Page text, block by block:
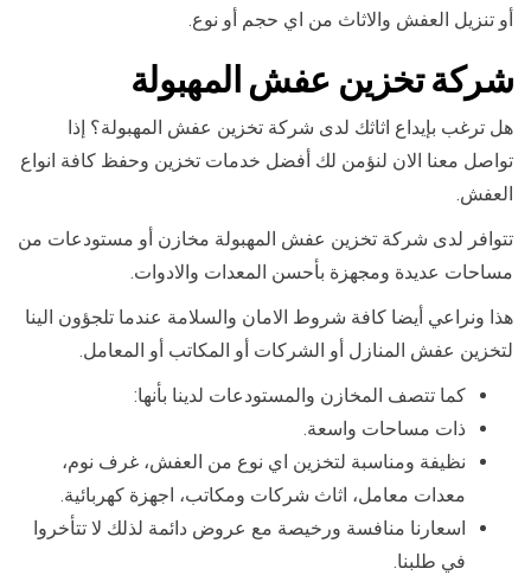
أو تنزيل العفش والاثاث من اي حجم أو نوع.
شركة تخزين عفش المهبولة
هل ترغب بإيداع اثاثك لدى شركة تخزين عفش المهبولة؟ إذا
تواصل معنا الان لنؤمن لك أفضل خدمات تخزين وحفظ كافة انواع
العفش.
تتوافر لدى شركة تخزين عفش المهبولة مخازن أو مستودعات من
مساحات عديدة ومجهزة بأحسن المعدات والادوات.
هذا ونراعي أيضا كافة شروط الامان والسلامة عندما تلجؤون الينا
لتخزين عفش المنازل أو الشركات أو المكاتب أو المعامل.
كما تتصف المخازن والمستودعات لدينا بأنها:
ذات مساحات واسعة.
نظيفة ومناسبة لتخزين اي نوع من العفش، غرف نوم،
معدات معامل، اثاث شركات ومكاتب، اجهزة كهربائية.
اسعارنا منافسة ورخيصة مع عروض دائمة لذلك لا تتأخروا
في طلبنا.